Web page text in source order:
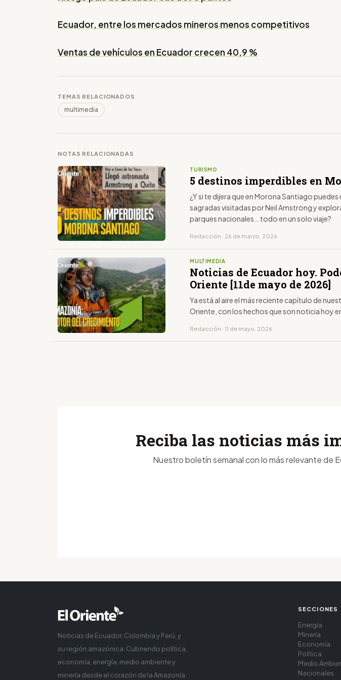
Ecuador, entre los mercados mineros menos competitivos
Ventas de vehículos en Ecuador crecen 40,9 %
TEMAS RELACIONADOS
multimedia
NOTAS RELACIONADAS
TURISMO
5 destinos imperdibles en
¿Y si te dijera que en Morona Santiago
sagradas visitadas por Neil Amstrong y
parques nacionales… todo en un solo viaje?
Redacción · 26 de marzo, 2026
MULTIMEDIA
Noticias de Ecuador hoy.
Oriente [11de mayo de 2026]
Ya está al aire el más reciente capítulo de
Oriente, con los hechos que son noticia hoy
Redacción · 11 de mayo, 2026
Reciba las noticias más
Nuestro boletín semanal con lo más relevante de
Noticias de Ecuador, Colombia y Perú, y
su región amazónica. Cubriendo política,
economía, energía, medio ambiente y
minería desde el corazón de la Amazonía
SECCIONES
Energía
Minería
Economía
Política
Medio
Nacionales